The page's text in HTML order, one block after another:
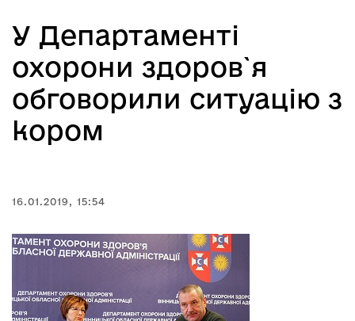
У Департаменті
охорони здоров`я
обговорили ситуацію з
кором
16.01.2019, 15:54